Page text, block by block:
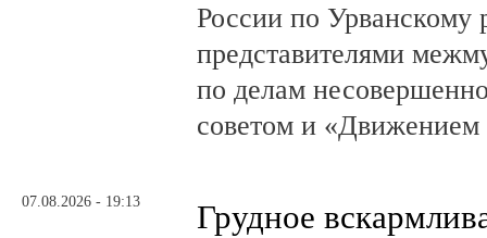
России по Урванскому
представителями
по делам
советом и
07.08.2026 - 19:13
Грудное